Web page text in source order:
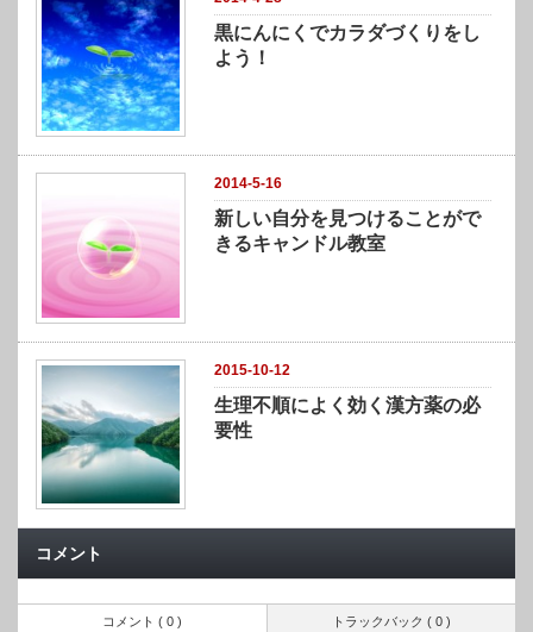
黒にんにくでカラダづくりをし
よう！
2014-5-16
新しい自分を見つけることがで
きるキャンドル教室
2015-10-12
生理不順によく効く漢方薬の必
要性
コメント
トラックバック ( 0 )
コメント ( 0 )